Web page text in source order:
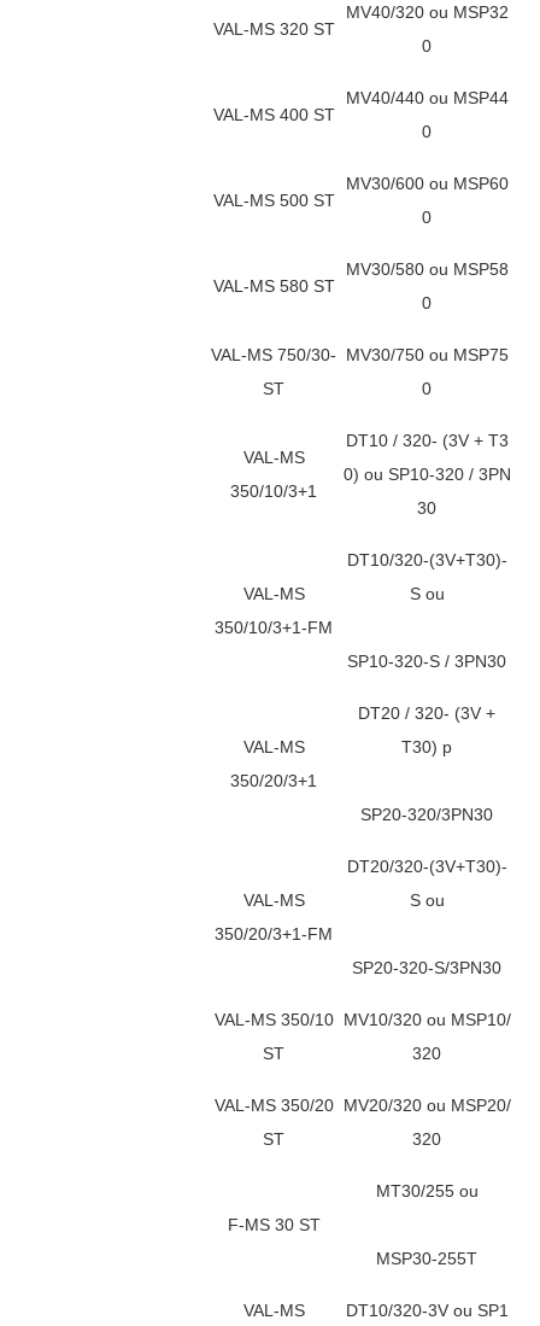
VAL-MS 320 ST
MV40/320 ou MSP32
0
VAL-MS 400 ST
MV40/440 ou MSP44
0
VAL-MS 500 ST
MV30/600 ou MSP60
0
VAL-MS 580 ST
MV30/580 ou MSP58
0
VAL-MS 750/30-
ST
MV30/750 ou MSP75
0
VAL-MS
350/10/3+1
DT10 / 320- (3V + T3
0) ou SP10-320 / 3PN
30
VAL-MS
350/10/3+1-FM
DT10/320-(3V+T30)-
S ou
SP10-320-S / 3PN30
VAL-MS
350/20/3+1
DT20 / 320- (3V +
T30) p
SP20-320/3PN30
VAL-MS
350/20/3+1-FM
DT20/320-(3V+T30)-
S ou
SP20-320-S/3PN30
VAL-MS 350/10
ST
MV10/320 ou MSP10/
320
VAL-MS 350/20
ST
MV20/320 ou MSP20/
320
F-MS 30 ST
MT30/255 ou
MSP30-255T
VAL-MS
DT10/320-3V ou SP1